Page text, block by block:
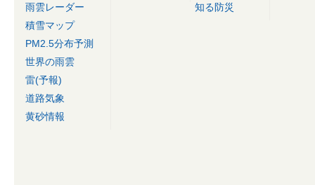
雨雲レーダー
積雪マップ
PM2.5分布予測
世界の雨雲
雷(予報)
道路気象
黄砂情報
知る防災